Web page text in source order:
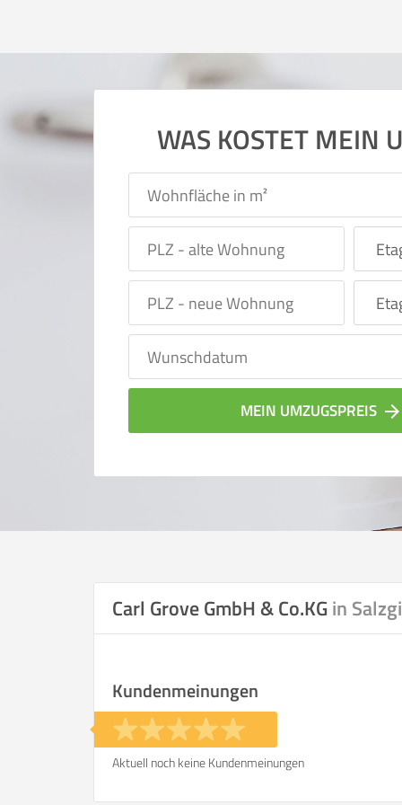
WAS KOSTET MEIN
MEIN UMZUGSPREIS arrow_forward
Vergleichsergebnis
Ihre Angaben: am
Carl Grove GmbH & Co.KGin
Kundenmeinungen
Aktuell noch keine Kundenmeinungen